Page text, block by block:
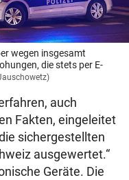
wegen insgesamt
die stets per E-
auch
Fakten, eingeleitet
sichergestellten
ausgewertet.“
Geräte. Die